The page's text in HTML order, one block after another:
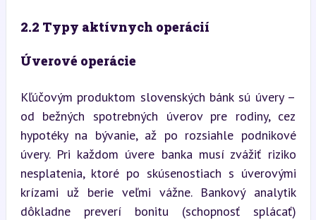
2.2 Typy aktívnych operácií
Úverové operácie
Kľúčovým produktom slovenských bánk sú úvery –
od bežných spotrebných úverov pre rodiny, cez
hypotéky na bývanie, až po rozsiahle podnikové
úvery. Pri každom úvere banka musí zvážiť riziko
nesplatenia, ktoré po skúsenostiach s úverovými
krízami už berie veľmi vážne. Bankový analytik
dôkladne preverí bonitu (schopnosť splácať)